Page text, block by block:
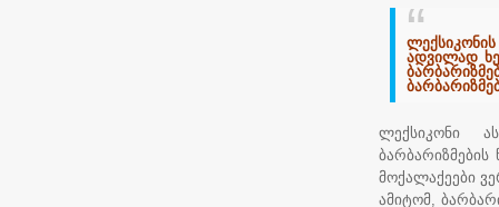
ადვილად
ლექსიკონი
მოქალაქეები
ამიტომ,